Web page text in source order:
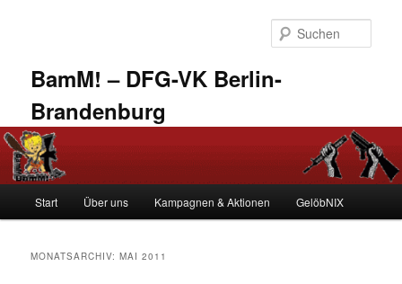
BamM! – DFG-VK Berlin-
Brandenburg
Start Über uns Kampagnen & Aktionen GelöbNIX
MONATSARCHIV:MAI 2011